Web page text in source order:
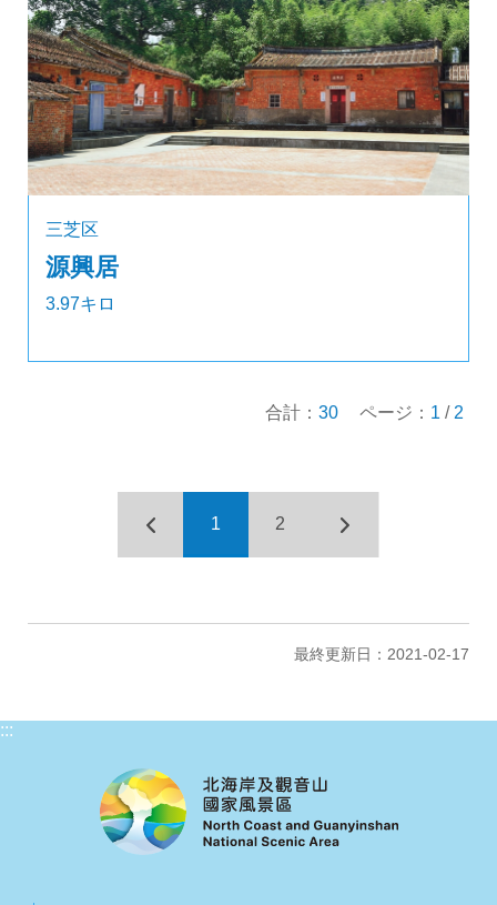
三芝区
源興居
3.97キロ
合計： 30 ページ： 1 / 2
1 2
最終更新日：2021-02-17
:::